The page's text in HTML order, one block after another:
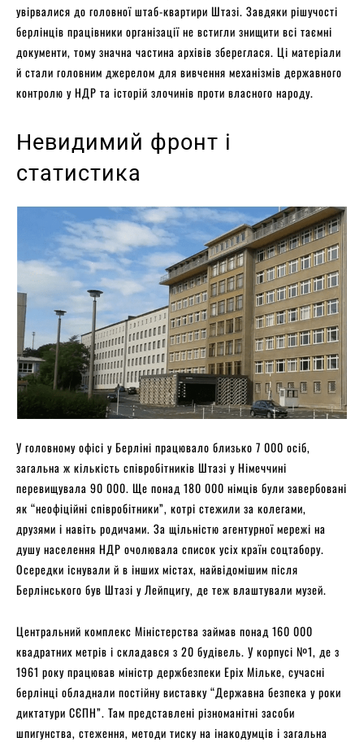
увірвалися до головної штаб-квартири Штазі. Завдяки рішучості
берлінців працівники організації не встигли знищити всі таємні
документи, тому значна частина архівів збереглася. Ці матеріали
й стали головним джерелом для вивчення механізмів державного
контролю у НДР та історій злочинів проти власного народу.
Невидимий фронт і
статистика
У головному офісі у Берліні працювало близько 7 000 осіб,
загальна ж кількість співробітників Штазі у Німеччині
перевищувала 90 000. Ще понад 180 000 німців були завербовані
як “неофіційні співробітники”, котрі стежили за колегами,
друзями і навіть родичами. За щільністю агентурної мережі на
душу населення НДР очолювала список усіх країн соцтабору.
Осередки існували й в інших містах, найвідомішим після
Берлінського був Штазі у Лейпцигу, де теж влаштували музей.
Центральний комплекс Міністерства займав понад 160 000
квадратних метрів і складався з 20 будівель. У корпусі №1, де з
1961 року працював міністр держбезпеки Еріх Мільке, сучасні
берлінці обладнали постійну виставку “Державна безпека у роки
диктатури СЄПН”. Там представлені різноманітні засоби
шпигунства, стеження, методи тиску на інакодумців і загальна